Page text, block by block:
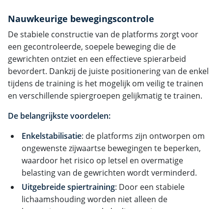
Nauwkeurige bewegingscontrole
De stabiele constructie van de platforms zorgt voor
een gecontroleerde, soepele beweging die de
gewrichten ontziet en een effectieve spierarbeid
bevordert. Dankzij de juiste positionering van de enkel
tijdens de training is het mogelijk om veilig te trainen
en verschillende spiergroepen gelijkmatig te trainen.
De belangrijkste voordelen:
Enkelstabilisatie: de platforms zijn ontworpen om
ongewenste zijwaartse bewegingen te beperken,
waardoor het risico op letsel en overmatige
belasting van de gewrichten wordt verminderd.
Uitgebreide spiertraining: Door een stabiele
lichaamshouding worden niet alleen de